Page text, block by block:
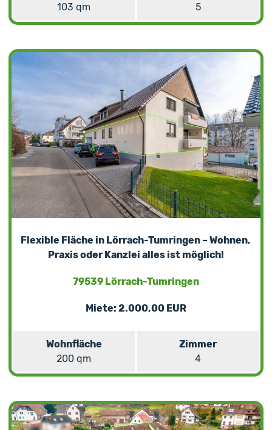
103 qm
5
Flexible Fläche in Lörrach-Tumringen – Wohnen,
Praxis oder Kanzlei alles ist möglich!
79539 Lörrach-Tumringen
Miete: 2.000,00 EUR
Wohnfläche
200 qm
Zimmer
4